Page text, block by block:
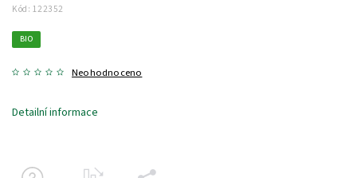
Kód: 122352
BIO
Neohodnoceno
Detailní informace